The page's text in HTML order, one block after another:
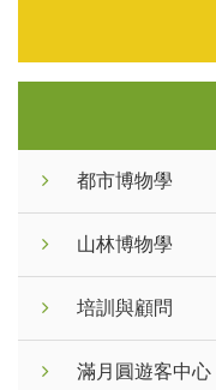
都市博物學
山林博物學
培訓與顧問
滿月圓遊客中心